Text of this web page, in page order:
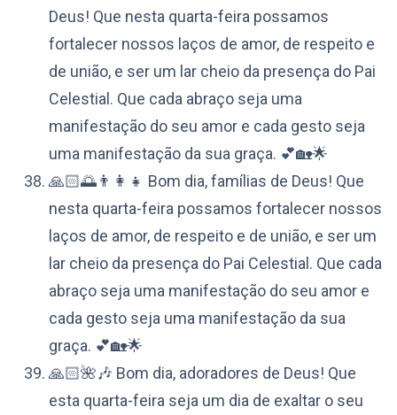
Deus! Que nesta quarta-feira possamos
fortalecer nossos laços de amor, de respeito e
de união, e ser um lar cheio da presença do Pai
Celestial. Que cada abraço seja uma
manifestação do seu amor e cada gesto seja
uma manifestação da sua graça. 💕🏡🌟
🙏🏻🌅👨‍👩‍👧 Bom dia, famílias de Deus! Que
nesta quarta-feira possamos fortalecer nossos
laços de amor, de respeito e de união, e ser um
lar cheio da presença do Pai Celestial. Que cada
abraço seja uma manifestação do seu amor e
cada gesto seja uma manifestação da sua
graça. 💕🏡🌟
🙏🏻🌺🎶 Bom dia, adoradores de Deus! Que
esta quarta-feira seja um dia de exaltar o seu